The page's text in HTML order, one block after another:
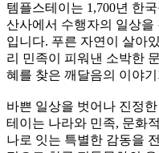
템플스테이는 1,700년 한
산사에서 수행자의 일상
입니다. 푸른 자연이 살아
리 민족이 피워낸 소박한
혜를 찾은 깨달음의 이야
바쁜 일상을 벗어나 진정
테이는 나라와 민족, 문화
나로 잇는 특별한 감동을